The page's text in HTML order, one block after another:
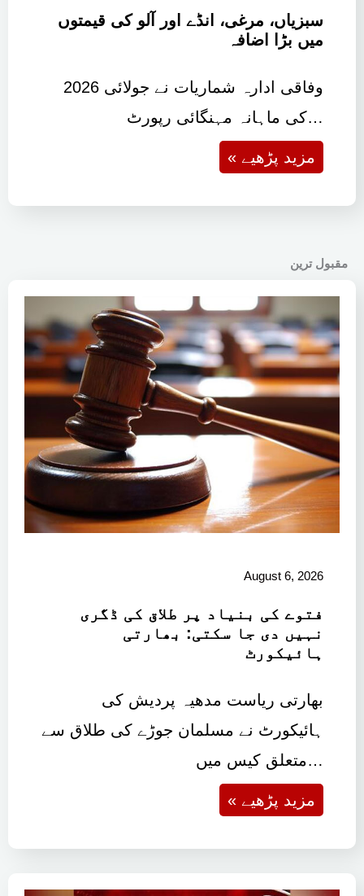
سبزیاں، مرغی، انڈے اور آلو کی قیمتوں
میں بڑا اضافہ
وفاقی ادارہ شماریات نے جولائی 2026
کی ماہانہ مہنگائی رپورٹ…
« مزید پڑھیے
مقبول ترین
August 6, 2026
فتوے کی بنیاد پر طلاق کی ڈگری
نہیں دی جا سکتی: بھارتی
ہائیکورٹ
بھارتی ریاست مدھیہ پردیش کی
ہائیکورٹ نے مسلمان جوڑے کی طلاق سے
متعلق کیس میں…
« مزید پڑھیے